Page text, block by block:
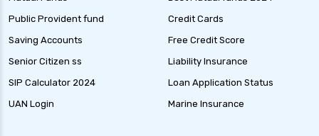
Public Provident fund
Saving Accounts
Senior Citizen ss
SIP Calculator 2024
UAN Login
Credit Cards
Free Credit Score
Liability Insurance
Loan Application Status
Marine Insurance